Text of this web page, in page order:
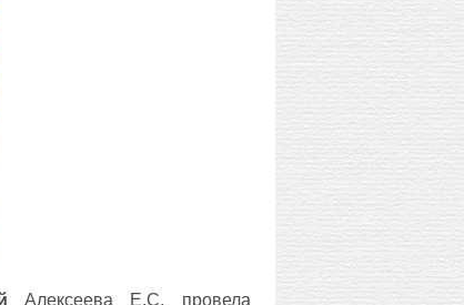
Алексеева Е.С. провела